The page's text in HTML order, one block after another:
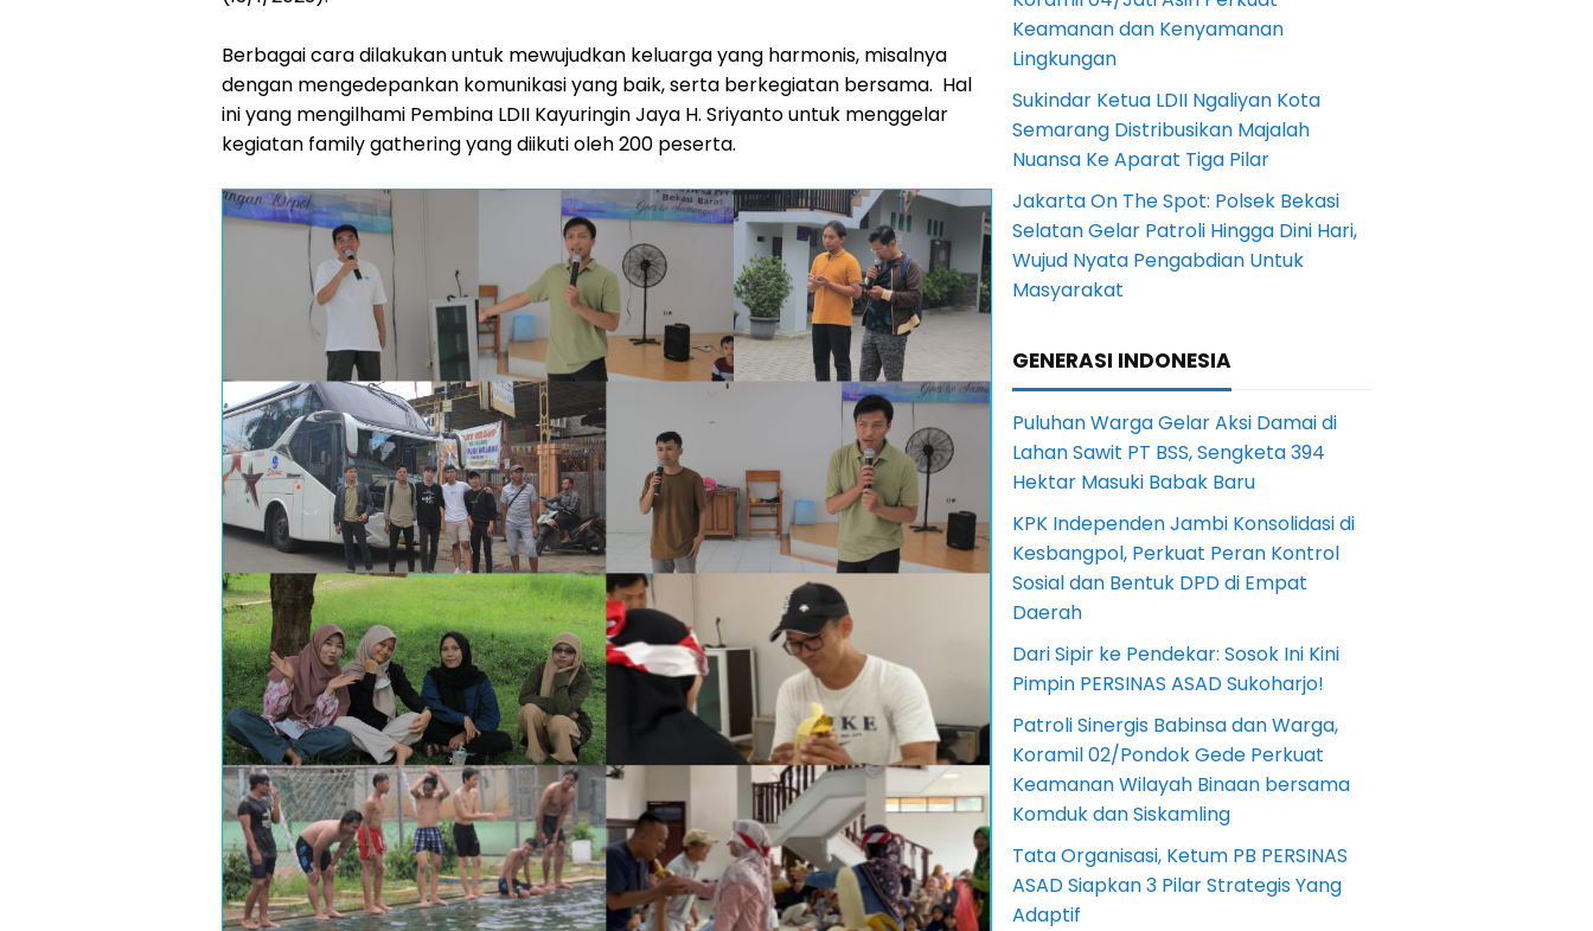
Berbagai cara dilakukan untuk mewujudkan keluarga yang harmonis, misalnya
dengan mengedepankan komunikasi yang baik, serta berkegiatan bersama. Hal
ini yang mengilhami Pembina LDII Kayuringin Jaya H. Sriyanto untuk menggelar
kegiatan family gathering yang diikuti oleh 200 peserta.
Keamanan dan Kenyamanan
Lingkungan
Sukindar Ketua LDII Ngaliyan Kota
Semarang Distribusikan Majalah
Nuansa Ke Aparat Tiga Pilar
Jakarta On The Spot: Polsek Bekasi
Selatan Gelar Patroli Hingga Dini Hari,
Wujud Nyata Pengabdian Untuk
Masyarakat
GENERASI INDONESIA
Puluhan Warga Gelar Aksi Damai di
Lahan Sawit PT BSS, Sengketa 394
Hektar Masuki Babak Baru
KPK Independen Jambi Konsolidasi di
Kesbangpol, Perkuat Peran Kontrol
Sosial dan Bentuk DPD di Empat
Daerah
Dari Sipir ke Pendekar: Sosok Ini Kini
Pimpin PERSINAS ASAD Sukoharjo!
Patroli Sinergis Babinsa dan Warga,
Koramil 02/Pondok Gede Perkuat
Keamanan Wilayah Binaan bersama
Komduk dan Siskamling
Tata Organisasi, Ketum PB PERSINAS
ASAD Siapkan 3 Pilar Strategis Yang
Adaptif